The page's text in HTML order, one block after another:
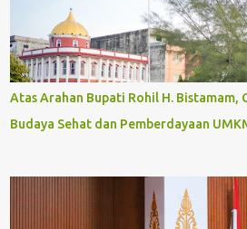
Atas Arahan Bupati Rohil H. Bistamam,
Budaya Sehat dan Pemberdayaan